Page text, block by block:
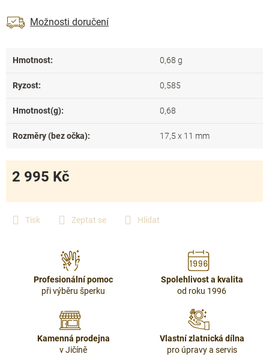
Tisk Zeptat se Hlídat
Možnosti doručení
2 995 Kč
cena:
Hmotnost: 0,68 g
Ryzost: 0,585
Hmotnost(g): 0,68
Rozměry (bez očka): 17,5 x 11 mm
Profesionální pomoc
při výběru šperku
Spolehlivost a kvalita
od roku 1996
Kamenná prodejna
v Jičíně
Vlastní zlatnická dílna
pro úpravy a servis